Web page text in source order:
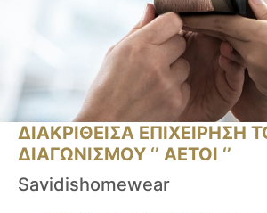
ΔΙΑΚΡΙΘΕΙΣΑ ΕΠΙΧΕΙΡΗΣΗ
ΔΙΑΓΩΝΙΣΜΟΥ ‘’ ΑΕΤΟΙ ‘’
Savidishomewear